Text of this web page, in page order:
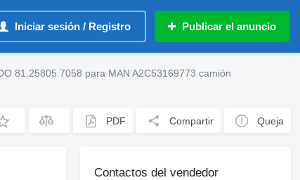
Iniciar sesión / Registro Publicar el anuncio
81.25805.7058 para MAN A2C53169773 camión
PDF Compartir Queja
Contactos del vendedor